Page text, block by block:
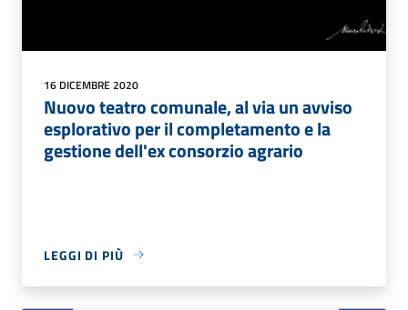
16 DICEMBRE 2020
Nuovo teatro comunale, al via un avviso
esplorativo per il completamento e la
gestione dell'ex consorzio agrario
LEGGI DI PIÙ